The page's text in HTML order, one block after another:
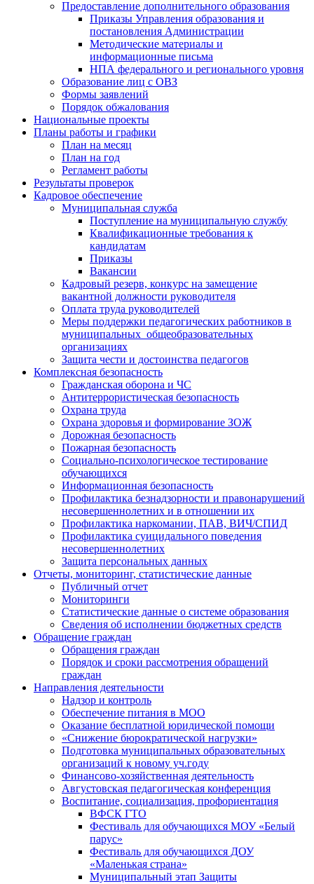
Предоставление дополнительного образования
Приказы Управления образования и
постановления Администрации
Методические материалы и
информационные письма
НПА федерального и регионального уровня
Образование лиц с ОВЗ
Формы заявлений
Порядок обжалования
Национальные проекты
Планы работы и графики
План на месяц
План на год
Регламент работы
Результаты проверок
Кадровое обеспечение
Муниципальная служба
Поступление на муниципальную службу
Квалификационные требования к
кандидатам
Приказы
Вакансии
Кадровый резерв, конкурс на замещение
вакантной должности руководителя
Оплата труда руководителей
Меры поддержки педагогических работников в
муниципальных общеобразовательных
организациях
Защита чести и достоинства педагогов
Комплексная безопасность
Гражданская оборона и ЧС
Антитеррористическая безопасность
Охрана труда
Охрана здоровья и формирование ЗОЖ
Дорожная безопасность
Пожарная безопасность
Социально-психологическое тестирование
обучающихся
Информационная безопасность
Профилактика безнадзорности и правонарушений
несовершеннолетних и в отношении их
Профилактика наркомании, ПАВ, ВИЧ/СПИД
Профилактика суицидального поведения
несовершеннолетних
Защита персональных данных
Отчеты, мониторинг, статистические данные
Публичный отчет
Мониторинги
Статистические данные о системе образования
Сведения об исполнении бюджетных средств
Обращение граждан
Обращения граждан
Порядок и сроки рассмотрения обращений
граждан
Направления деятельности
Надзор и контроль
Обеспечение питания в МОО
Оказание бесплатной юридической помощи
«Снижение бюрократической нагрузки»
Подготовка муниципальных образовательных
организаций к новому уч.году
Финансово-хозяйственная деятельность
Августовская педагогическая конференция
Воспитание, социализация, профориентация
ВФСК ГТО
Фестиваль для обучающихся МОУ «Белый
парус»
Фестиваль для обучающихся ДОУ
«Маленькая страна»
Муниципальный этап Защиты